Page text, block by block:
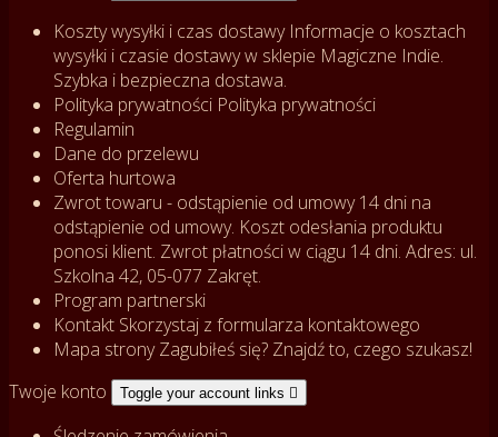
Koszty wysyłki i czas dostawy Informacje o kosztach
wysyłki i czasie dostawy w sklepie Magiczne Indie.
Szybka i bezpieczna dostawa.
Polityka prywatności Polityka prywatności
Regulamin
Dane do przelewu
Oferta hurtowa
Zwrot towaru - odstąpienie od umowy14 dni na
odstąpienie od umowy. Koszt odesłania produktu
ponosi klient. Zwrot płatności w ciągu 14 dni. Adres: ul.
Szkolna 42, 05-077 Zakręt.
Program partnerski
Kontakt Skorzystaj z formularza kontaktowego
Mapa stronyZagubiłeś się? Znajdź to, czego szukasz!
Twoje konto
Toggle your account links 